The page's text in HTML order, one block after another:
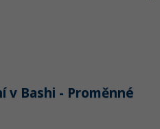
v Bashi - Proměnné